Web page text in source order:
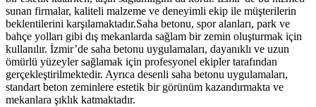
sunan firmalar, kaliteli malzeme ve deneyimli ekip ile müşterilerin
beklentilerini karşılamaktadır.Saha betonu, spor alanları, park ve
bahçe yolları gibi dış mekanlarda sağlam bir zemin oluşturmak için
kullanılır. İzmir’de saha betonu uygulamaları, dayanıklı ve uzun
ömürlü yüzeyler sağlamak için profesyonel ekipler tarafından
gerçekleştirilmektedir. Ayrıca desenli saha betonu uygulamaları,
standart beton zeminlere estetik bir görünüm kazandırmakta ve
mekanlara şıklık katmaktadır.